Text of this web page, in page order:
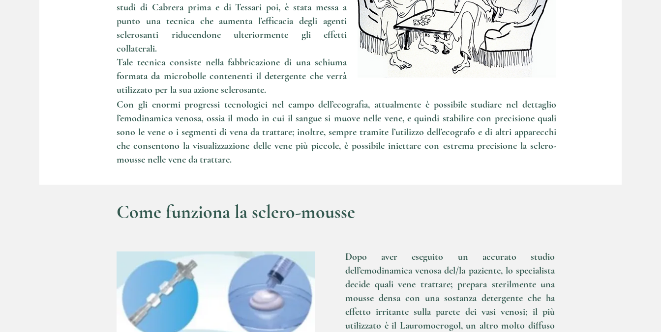
studi di Cabrera prima e di Tessari poi, è stata messa a
punto una tecnica che aumenta l’efficacia degli agenti
sclerosanti riducendone ulteriormente gli effetti
collaterali.
Tale tecnica consiste nella fabbricazione di una schiuma
formata da microbolle contenenti il detergente che verrà
utilizzato per la sua azione sclerosante.
Con gli enormi progressi tecnologici nel campo dell’ecografia, attualmente è possibile studiare nel dettaglio
l’emodinamica venosa, ossia il modo in cui il sangue si muove nelle vene, e quindi stabilire con precisione quali
sono le vene o i segmenti di vena da trattare; inoltre, sempre tramite l’utilizzo dell’ecografo e di altri apparecchi
che consentono la visualizzazione delle vene più piccole, è possibile iniettare con estrema precisione la sclero-
mousse nelle vene da trattare.
Come funziona la sclero-mousse
Dopo aver eseguito un accurato studio
dell’emodinamica venosa del/la paziente, lo specialista
decide quali vene trattare; prepara sterilmente una
mousse densa con una sostanza detergente che ha
effetto irritante sulla parete dei vasi venosi; il più
utilizzato è il Lauromocrogol, un altro molto diffuso